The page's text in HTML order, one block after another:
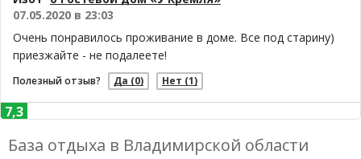
07.05.2020 в 23:03
Очень понравилось проживание в доме. Все под старину)
приезжайте - не подалеете!
Полезный отзыв? Да (0) Нет (1)
07.05.2020 в 16:06
7,3
База отдыха в Владимирской области